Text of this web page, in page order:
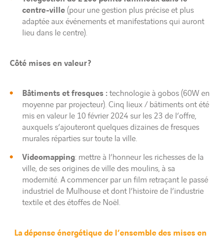
centre-ville(pour une gestion plus précise et plus
adaptée aux événements et manifestations qui auront
lieu dans le centre).
Côté mises en valeur ?
Bâtiments et fresques : technologie à gobos (60W en
moyenne par projecteur). Cinq lieux / bâtiments ont été
mis en valeur le 10 février 2024 sur les 23 de l’offre,
auxquels s’ajouteront quelques dizaines de fresques
murales réparties sur toute la ville.
Videomapping: mettre à l’honneur les richesses de la
ville, de ses origines de ville des moulins, à sa
modernité. A commencer par un film retraçant le passé
industriel de Mulhouse et dont l’histoire de l’industrie
textile et des étoffes de Noël.
La dépense énergétique de l’ensemble des mises en